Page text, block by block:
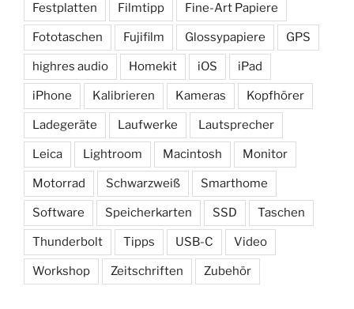
Festplatten Filmtipp Fine-Art Papiere
Fototaschen Fujifilm Glossypapiere GPS
highres audio Homekit iOS iPad
iPhone Kalibrieren Kameras Kopfhörer
Ladegeräte Laufwerke Lautsprecher
Leica Lightroom Macintosh Monitor
Motorrad Schwarzweiß Smarthome
Software Speicherkarten SSD Taschen
Thunderbolt Tipps USB-C Video
Workshop Zeitschriften Zubehör